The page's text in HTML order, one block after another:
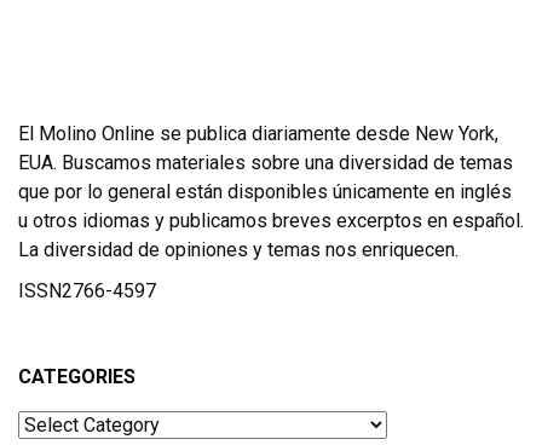
El Molino Online se publica diariamente desde New York,
EUA. Buscamos materiales sobre una diversidad de temas
que por lo general están disponibles únicamente en inglés
u otros idiomas y publicamos breves excerptos en español.
La diversidad de opiniones y temas nos enriquecen.
ISSN2766-4597
CATEGORIES
Categories